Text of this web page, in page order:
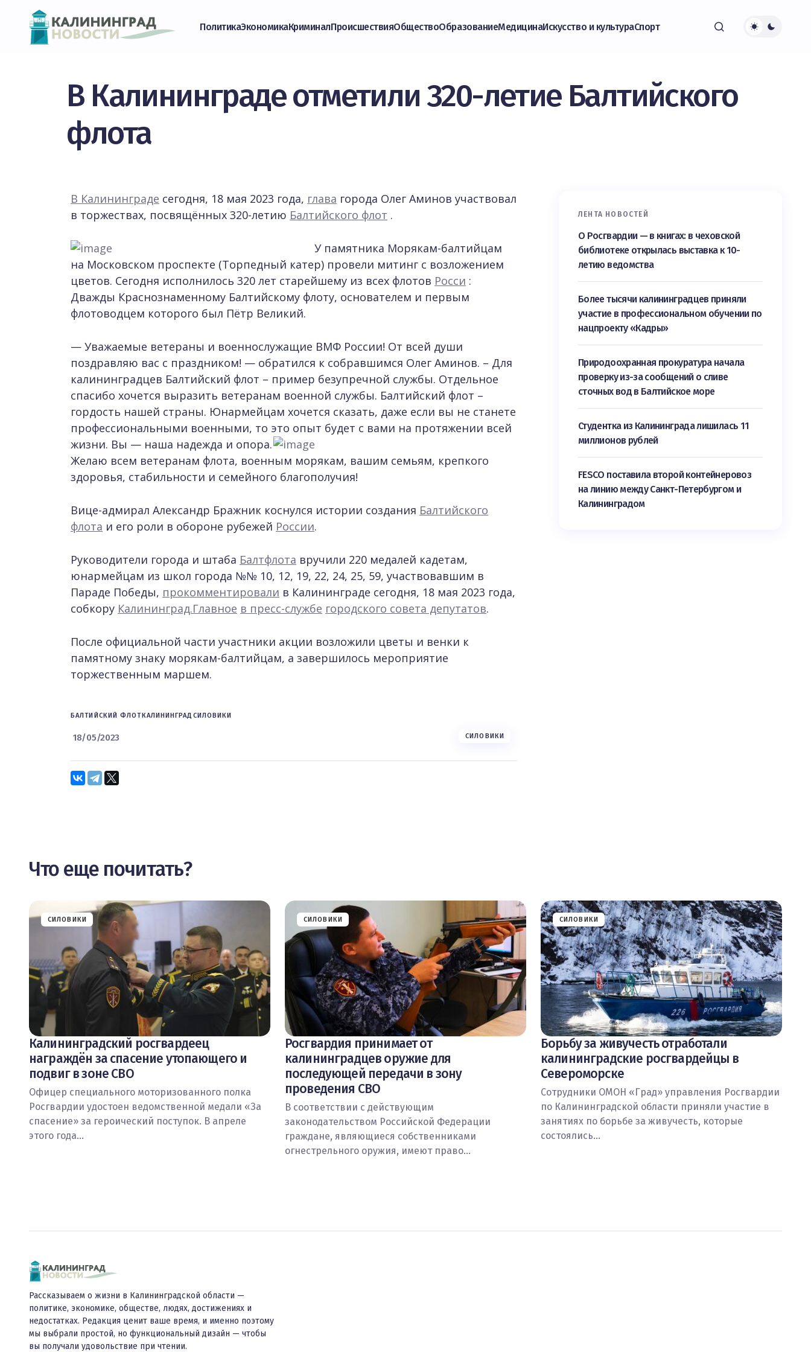
ПолитикаЭкономикаКриминалПроисшествияОбществоОбразованиеМедицинаИскусство и культураСпорт
В Калининграде отметили 320-летие Балтийского
флота
В Калининграде сегодня, 18 мая 2023 года, глава города Олег Аминов участвовал
в торжествах, посвящённых 320-летию Балтийского флот .
У памятника Морякам-балтийцам
на Московском проспекте (Торпедный катер) провели митинг с возложением
цветов. Сегодня исполнилось 320 лет старейшему из всех флотов Росси :
Дважды Краснознаменному Балтийскому флоту, основателем и первым
флотоводцем которого был Пётр Великий.
— Уважаемые ветераны и военнослужащие ВМФ России! От всей души
поздравляю вас с праздником! — обратился к собравшимся Олег Аминов. – Для
калининградцев Балтийский флот – пример безупречной службы. Отдельное
спасибо хочется выразить ветеранам военной службы. Балтийский флот –
гордость нашей страны. Юнармейцам хочется сказать, даже если вы не станете
профессиональными военными, то это опыт будет с вами на протяжении всей
жизни. Вы — наша надежда и опора.
Желаю всем ветеранам флота, военным морякам, вашим семьям, крепкого
здоровья, стабильности и семейного благополучия!
Вице-адмирал Александр Бражник коснулся истории создания Балтийского
флота и его роли в обороне рубежей России.
Руководители города и штаба Балтфлота вручили 220 медалей кадетам,
юнармейцам из школ города №№ 10, 12, 19, 22, 24, 25, 59, участвовавшим в
Параде Победы, прокомментировали в Калининграде сегодня, 18 мая 2023 года,
собкору Калининград.Главное в пресс-службе городского совета депутатов.
После официальной части участники акции возложили цветы и венки к
памятному знаку морякам-балтийцам, а завершилось мероприятие
торжественным маршем.
БАЛТИЙСКИЙ ФЛОТКАЛИНИНГРАД СИЛОВИКИ
18/05/2023 СИЛОВИКИ
ЛЕНТА НОВОСТЕЙ
О Росгвардии — в книгах: в чеховской
библиотеке открылась выставка к 10-
летию ведомства
Более тысячи калининградцев приняли
участие в профессиональном обучении по
нацпроекту «Кадры»
Природоохранная прокуратура начала
проверку из-за сообщений о сливе
сточных вод в Балтийское море
Студентка из Калининграда лишилась 11
миллионов рублей
FESCO поставила второй контейнеровоз
на линию между Санкт-Петербургом и
Калининградом
Что еще почитать?
СИЛОВИКИ
Калининградский росгвардеец
награждён за спасение утопающего и
подвиг в зоне СВО
Офицер специального моторизованного полка
Росгвардии удостоен ведомственной медали «За
спасение» за героический поступок. В апреле
этого года…
СИЛОВИКИ
Росгвардия принимает от
калининградцев оружие для
последующей передачи в зону
проведения СВО
В соответствии с действующим
законодательством Российской Федерации
граждане, являющиеся собственниками
огнестрельного оружия, имеют право…
СИЛОВИКИ
Борьбу за живучесть отработали
калининградские росгвардейцы в
Североморске
Сотрудники ОМОН «Град» управления Росгвардии
по Калининградской области приняли участие в
занятиях по борьбе за живучесть, которые
состоялись…
Рассказываем о жизни в Калининградской области —
политике, экономике, обществе, людях, достижениях и
недостатках. Редакция ценит ваше время, и именно поэтому
мы выбрали простой, но функциональный дизайн — чтобы
вы получали удовольствие при чтении.